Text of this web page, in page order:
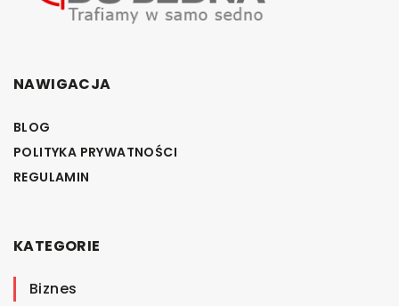
NAWIGACJA
BLOG
POLITYKA PRYWATNOŚCI
REGULAMIN
KATEGORIE
Biznes